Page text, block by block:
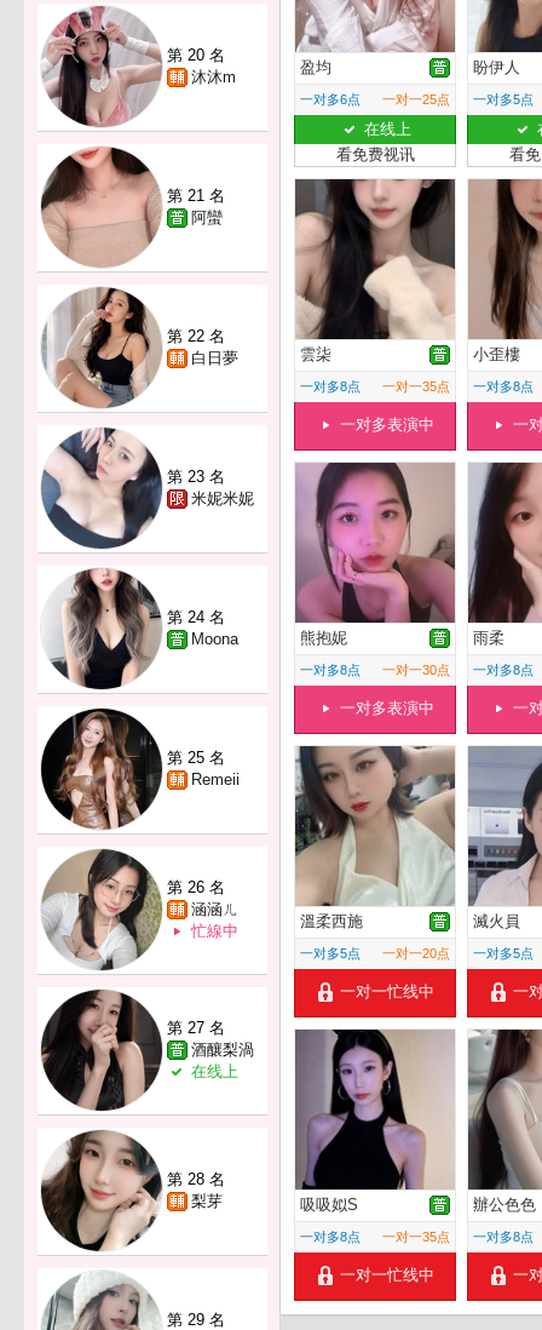
第 20 名
沐沐m
第 21 名
阿蠻
第 22 名
白日夢
第 23 名
米妮米妮
第 24 名
Moona
第 25 名
Remeii
第 26 名
涵涵ㄦ
忙線中
第 27 名
酒釀梨渦
在线上
第 28 名
梨芽
第 29 名
盈均
一对多6点 一对一25点
在线上
看免费视讯
盼伊人
一对多5点
看
雲柒
一对多8点 一对一35点
一对多表演中
小歪樓
一对多8点
一
熊抱妮
一对多8点 一对一30点
一对多表演中
雨柔
一对多8点
一
溫柔西施
一对多5点 一对一20点
一对一忙线中
滅火員
一对多5点
一
吸吸姒S
一对多8点 一对一35点
一对一忙线中
辦公色色
一对多8点
一